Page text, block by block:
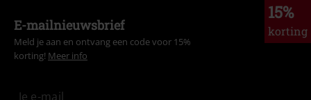
15%
korting
E-mailnieuwsbrief
Meld je aan en ontvang een code voor 15%
korting! Meer info